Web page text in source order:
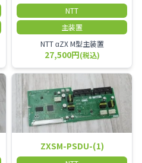
NTT
主装置
NTT αZX M型主装置
27,500円(税込)
ZXSM-PSDU-(1)